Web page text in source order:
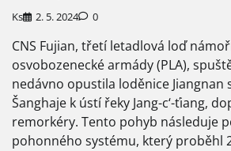
Ks 2. 5. 2024 0
CNS Fujian, třetí letadlová loď
osvobozenecké armády (PLA),
nedávno opustila loděnice Jiangnan
Šanghaje k ústí řeky Jang-c‘-ťiang,
remorkéry. Tento pohyb následuje
pohonného systému, který proběhl